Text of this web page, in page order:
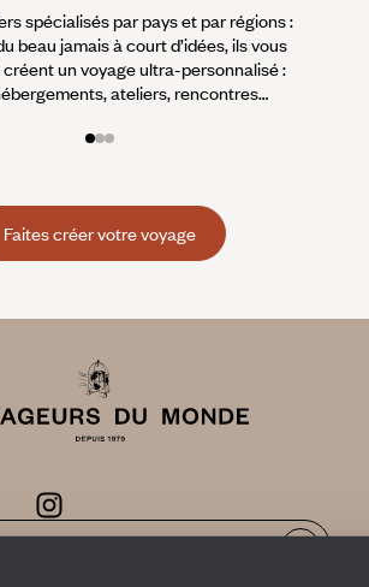
spécialisés par pays et par régions :
beau jamais à court d’idées, ils vous
un voyage ultra-personnalisé :
ateliers, rencontres…
Faites créer votre voyage